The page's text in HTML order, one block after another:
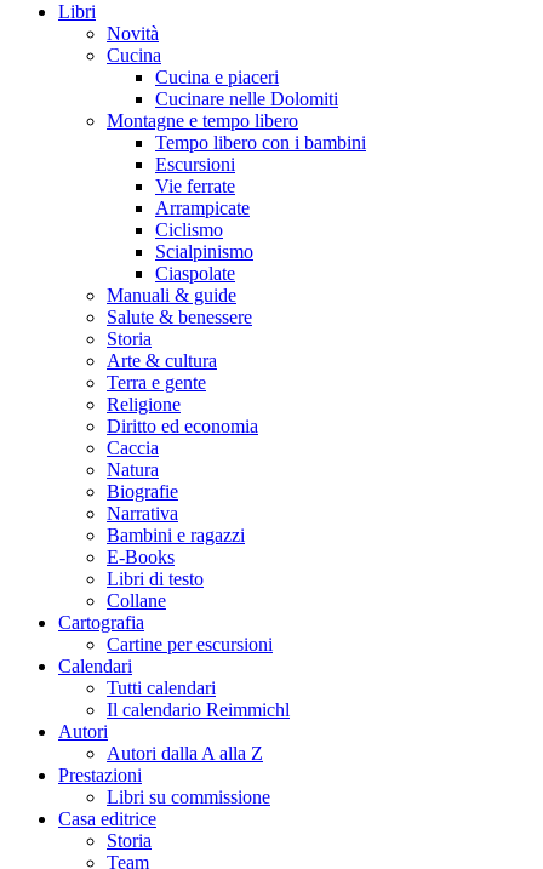
Libri
Novità
Cucina
Cucina e piaceri
Cucinare nelle Dolomiti
Montagne e tempo libero
Tempo libero con i bambini
Escursioni
Vie ferrate
Arrampicate
Ciclismo
Scialpinismo
Ciaspolate
Manuali & guide
Salute & benessere
Storia
Arte & cultura
Terra e gente
Religione
Diritto ed economia
Caccia
Natura
Biografie
Narrativa
Bambini e ragazzi
E-Books
Libri di testo
Collane
Cartografia
Cartine per escursioni
Calendari
Tutti calendari
Il calendario Reimmichl
Autori
Autori dalla A alla Z
Prestazioni
Libri su commissione
Casa editrice
Storia
Team